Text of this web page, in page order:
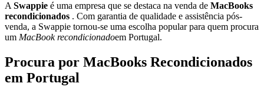
ASwappie é uma empresa que se destaca na venda de MacBooks
recondicionados . Com garantia de qualidade e assistência pós-
venda, a Swappie tornou-se uma escolha popular para quem procura
um MacBook recondicionadoem Portugal.
Procura por MacBooks Recondicionados
em Portugal